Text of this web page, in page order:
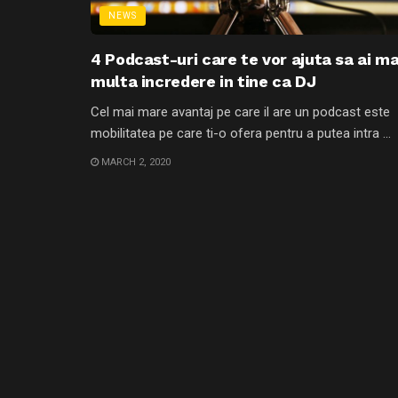
NEWS
4 Podcast-uri care te vor ajuta sa ai
multa incredere in tine ca DJ
Cel mai mare avantaj pe care il are un podcast este
mobilitatea pe care ti-o ofera pentru a putea intra ...
MARCH 2, 2020